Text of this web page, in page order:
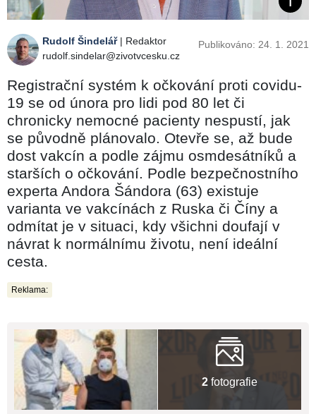
Rudolf Šindelář| Redaktor
rudolf.sindelar@zivotvcesku.cz
Publikováno: 24. 1. 2021
Registrační systém k očkování proti covidu-
19 se od února pro lidi pod 80 let či
chronicky nemocné pacienty nespustí, jak
se původně plánovalo. Otevře se, až bude
dost vakcín a podle zájmu osmdesátníků a
starších o očkování. Podle bezpečnostního
experta Andora Šándora (63) existuje
varianta ve vakcínách z Ruska či Číny a
odmítat je v situaci, kdy všichni doufají v
návrat k normálnímu životu, není ideální
cesta.
Reklama:
2 fotografie